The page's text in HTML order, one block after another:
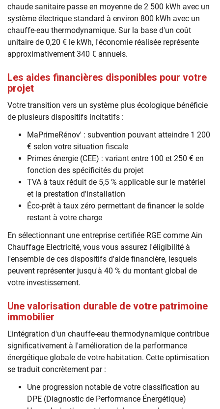
chaude sanitaire passe en moyenne de 2 500 kWh avec un
système électrique standard à environ 800 kWh avec un
chauffe-eau thermodynamique. Sur la base d'un coût
unitaire de 0,20 € le kWh, l'économie réalisée représente
approximativement 340 € annuels.
Les aides financières disponibles pour votre
projet
Votre transition vers un système plus écologique bénéficie
de plusieurs dispositifs incitatifs :
MaPrimeRénov' : subvention pouvant atteindre 1 200
€ selon votre situation fiscale
Primes énergie (CEE) : variant entre 100 et 250 € en
fonction des spécificités du projet
TVA à taux réduit de 5,5 % applicable sur le matériel
et la prestation d'installation
Éco-prêt à taux zéro permettant de financer le solde
restant à votre charge
En sélectionnant une entreprise certifiée RGE comme Ain
Chauffage Electricité, vous vous assurez l'éligibilité à
l'ensemble de ces dispositifs d'aide financière, lesquels
peuvent représenter jusqu'à 40 % du montant global de
votre investissement.
Une valorisation durable de votre patrimoine
immobilier
L'intégration d'un chauffe-eau thermodynamique contribue
significativement à l'amélioration de la performance
énergétique globale de votre habitation. Cette optimisation
se traduit concrètement par :
Une progression notable de votre classification au
DPE (Diagnostic de Performance Énergétique)